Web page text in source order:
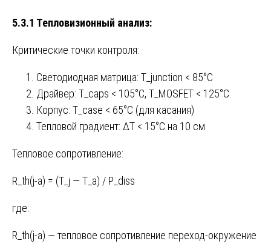
5.3.1 Тепловизионный анализ:
Критические точки контроля:
Светодиодная матрица: T_junction < 85°C
Драйвер: T_caps < 105°C, T_MOSFET < 125°C
Корпус: T_case < 65°C (для касания)
Тепловой градиент: ΔT < 15°C на 10 см
Тепловое сопротивление:
R_th(j-a) = (T_j — T_a) / P_diss
где:
R_th(j-a) — тепловое сопротивление переход-окружение